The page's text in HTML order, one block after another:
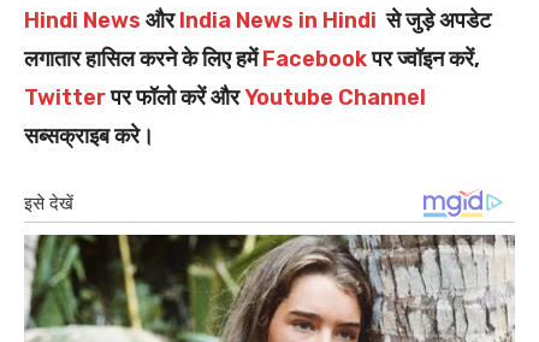
Hindi News औरIndia News in Hindi से जुड़े अपडेट
लगातार हासिल करने के लिए हमेंFacebookपर ज्वॉइन करें,
Twitterपर फॉलो करें औरYoutube Channel
सब्सक्राइब करे।